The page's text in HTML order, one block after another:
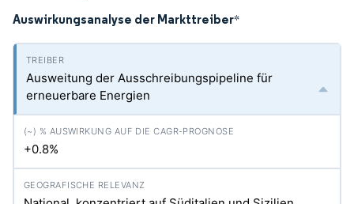
Auswirkungsanalyse der Markttreiber*
Ausweitung der Ausschreibungspipeline für
erneuerbare Energien
+0.8%